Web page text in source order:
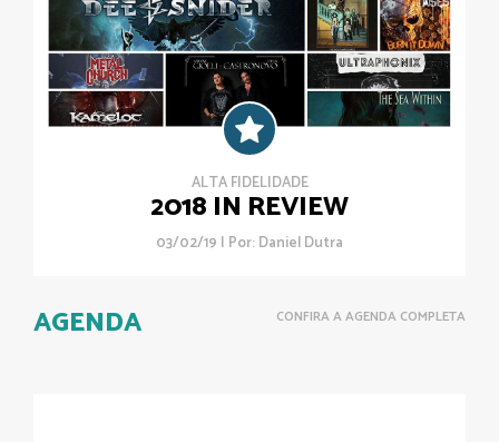
ALTA FIDELIDADE
2018 IN REVIEW
03/02/19 | Por:Daniel Dutra
AGENDA CONFIRA A AGENDA COMPLETA